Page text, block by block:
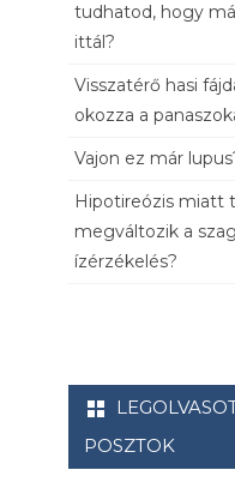
tudhatod, hogy
ittál?
Visszatérő hasi
okozza a
Vajon ez már
Hipotireózis miatt
megváltozik a
ízérzékelés?
POSZTOK